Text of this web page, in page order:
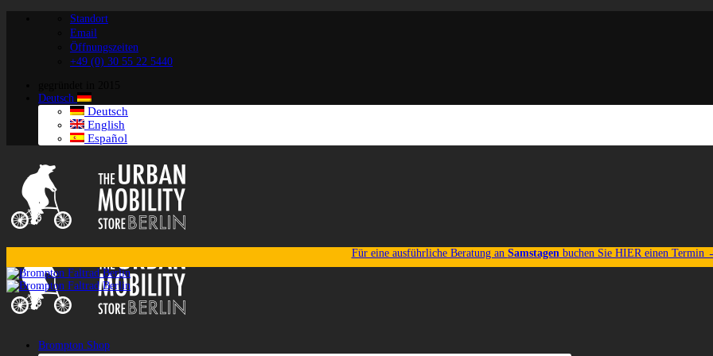
Standort
Email
Öffnungszeiten
+49 (0) 30 55 22 5440
Deutsch
Deutsch
English
Español
Brompton Shop
Für eine ausführliche Beratung an Samstagenbuchen Sie HIER einen Termin